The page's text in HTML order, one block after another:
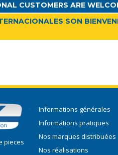
CUSTOMERS ARE
SON
pieces
Informations générales
Informations pratiques
Nos marques distribuées
Nos réalisations